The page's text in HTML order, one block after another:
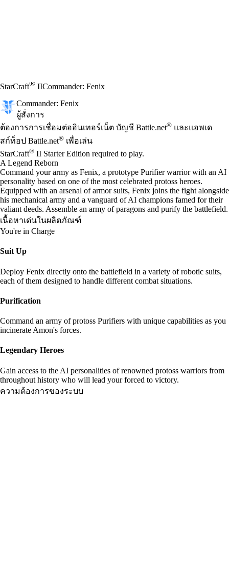
StarCraft® IICommander: Fenix
Commander: Fenix
ผู้สั่งการ
ราคา
Available actions
ต้องการการเชื่อมต่ออินเทอร์เน็ต บัญชี Battle.net® และแอพเด
สก์ท็อป Battle.net® เพื่อเล่น
StarCraft® II Starter Edition required to play.
A Legend Reborn
Command your army as Fenix, a prototype Purifier warrior with an AI
personality based on one of the most celebrated protoss heroes.
Equipped with an arsenal of armor suits, Fenix joins the fight alongside
his mechanical army and a vanguard of AI champions famed for their
valiant deeds. Assemble an army of paragons and purify the battlefield.
เนื้อหาเด่นในผลิตภัณฑ์
You're in Charge
Suit Up
Deploy Fenix directly onto the battlefield in a variety of robotic suits,
each of them designed to handle different combat situations.
Purification
Command an army of protoss Purifiers with unique capabilities as you
incinerate Amon's forces.
Legendary Heroes
Gain access to the AI personalities of renowned protoss warriors from
throughout history who will lead your forced to victory.
ความต้องการของระบบ